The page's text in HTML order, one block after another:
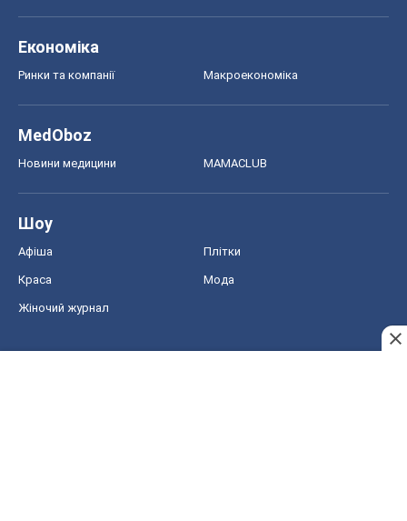
Економіка
Ринки та компанії Макроекономіка
MedOboz
Новини медицини MAMACLUB
Шоу
Афіша Плітки
Краса Мода
Жіночий журнал